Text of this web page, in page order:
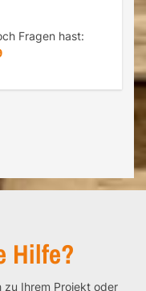
Fragen hast:
Hilfe?
zu Ihrem Projekt oder